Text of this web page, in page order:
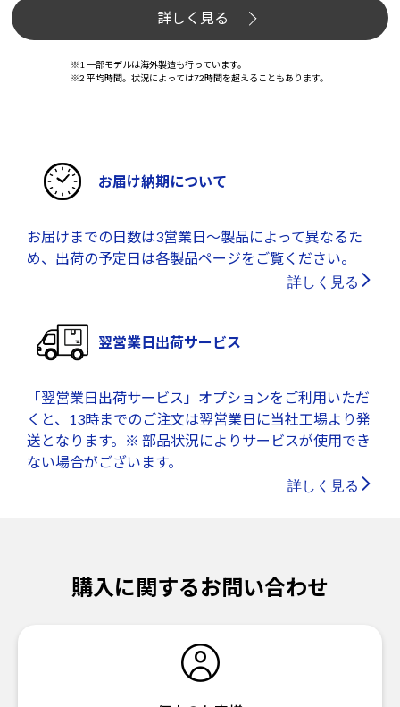
詳しく見る
※1 一部モデルは海外製造も行っています。
※2 平均時間。状況によっては72時間を超えることもあります。
お届け納期について
お届けまでの日数は3営業日～製品によって異なるた
め、出荷の予定日は各製品ページをご覧ください。
詳しく見る
翌営業日出荷サービス
「翌営業日出荷サービス」オプションをご利用いただ
くと、13時までのご注文は翌営業日に当社工場より発
送となります。※ 部品状況によりサービスが使用でき
ない場合がございます。
詳しく見る
購入に関するお問い合わせ